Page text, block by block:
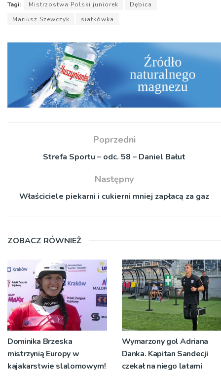
Tagi: Mistrzostwa Polski juniorek
Dębica
Mariusz Szewczyk
siatkówka
Poprzedni
Strefa Sportu – odc. 58 – Daniel Bałut
Następny
Właściciele piekarni i cukierni mniej zapłacą za gaz
ZOBACZ RÓWNIEŻ
Dominika Brzeska
mistrzynią Europy w
kajakarstwie slalomowym!
Wymarzony gol Adriana
Danka. Kapitan Sandecji
czekał na niego latami